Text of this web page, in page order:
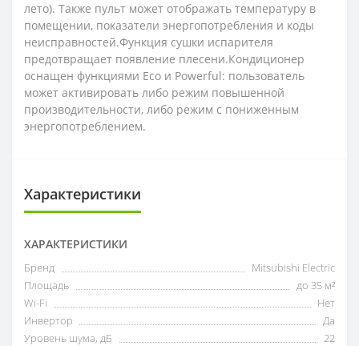
лето). Также пульт может отображать температуру в
помещении, показатели энергопотребления и коды
неисправностей.Функция сушки испарителя
предотвращает появление плесени.Кондиционер
оснащен функциями Eco и Powerful: пользователь
может активировать либо режим повышенной
производительности, либо режим с пониженным
энергопотреблением.
Характеристики
ХАРАКТЕРИСТИКИ
Бренд
Mitsubishi Electric
Площадь
до 35 м²
Wi-Fi
Нет
Инвертор
Да
Уровень шума, дБ
22